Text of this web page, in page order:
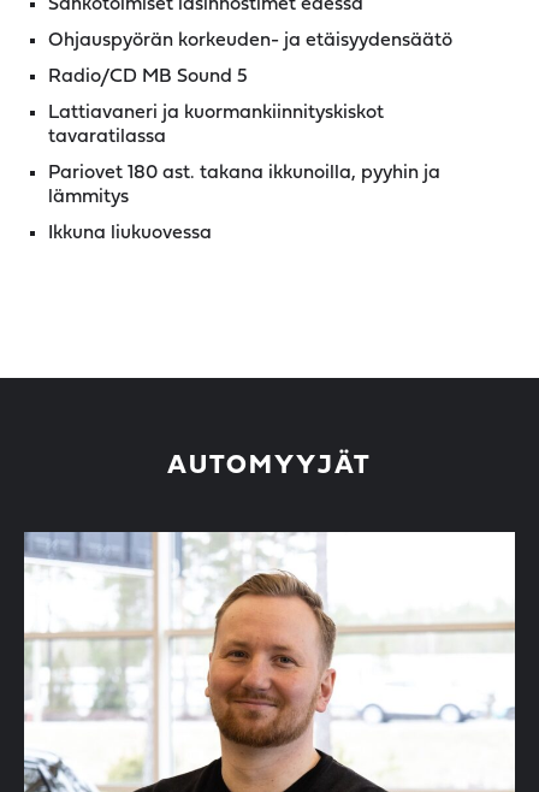
Sähkötoimiset lasinnostimet edessä
Ohjauspyörän korkeuden- ja etäisyydensäätö
Radio/CD MB Sound 5
Lattiavaneri ja kuormankiinnityskiskot
tavaratilassa
Pariovet 180 ast. takana ikkunoilla, pyyhin ja
lämmitys
Ikkuna liukuovessa
AUTOMYYJÄT